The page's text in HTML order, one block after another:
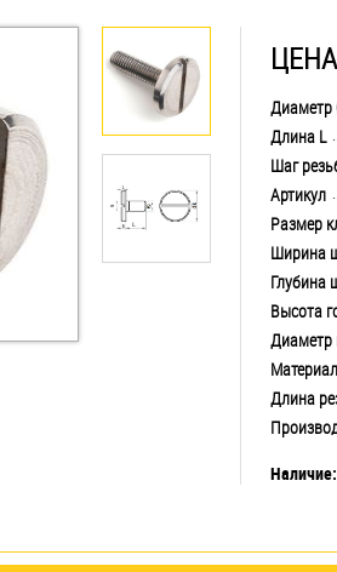
Диаметр
Длина L
Шаг
Артикул
Размер
Ширина
Глубина
Высота
Диаметр
Материал
Длина
Наличие: